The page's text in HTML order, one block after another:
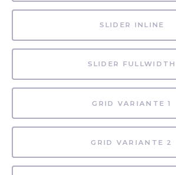
SLIDER INLINE
SLIDER FULLWIDTH
GRID VARIANTE 1
GRID VARIANTE 2